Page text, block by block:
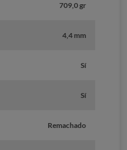
709,0 gr
4,4 mm
Sí
Sí
Remachado